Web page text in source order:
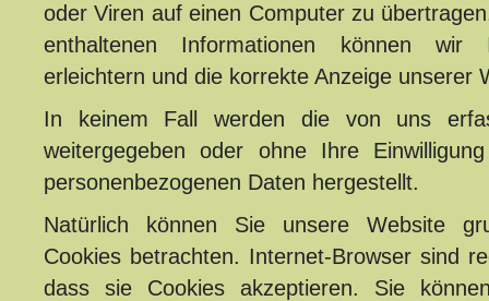
oder Viren auf einen Computer zu
enthaltenen Informationen können wir
erleichtern und die korrekte Anzeige unserer
In keinem Fall werden die von uns
weitergegeben oder ohne Ihre
personenbezogenen Daten hergestellt.
Natürlich können Sie unsere Website
Cookies betrachten. Internet-Browser sind
dass sie Cookies akzeptieren. Sie